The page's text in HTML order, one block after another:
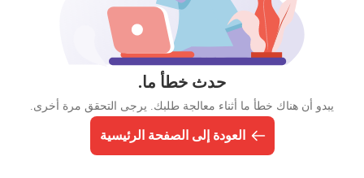
حدث خطأ ما.
يبدو أن هناك خطأ ما أثناء معالجة طلبك. يرجى التحقق مرة أخرى.
العودة إلى الصفحة الرئيسية